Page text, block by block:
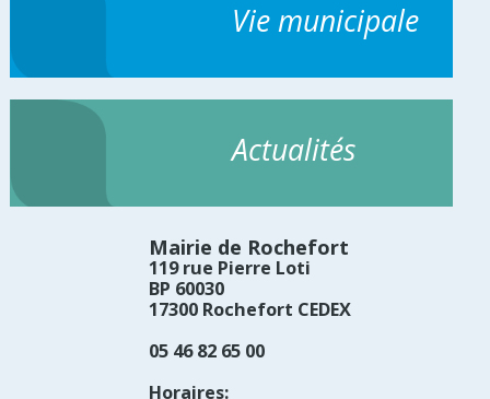
Vie municipale
Actualités
Mairie de Rochefort
119 rue Pierre Loti
BP 60030
17300 Rochefort CEDEX
05 46 82 65 00
Horaires: